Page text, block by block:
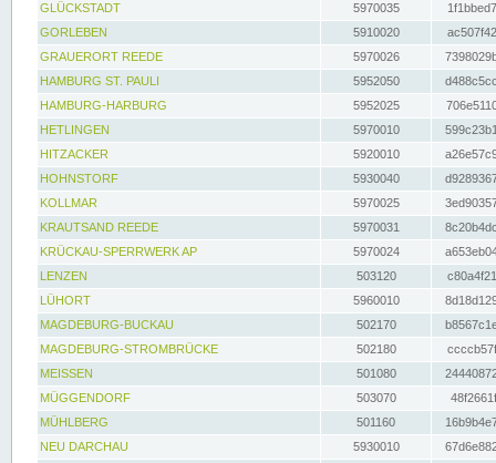
GLÜCKSTADT
5970035
GORLEBEN
5910020
GRAUERORT REEDE
5970026
HAMBURG ST. PAULI
5952050
HAMBURG-HARBURG
5952025
HETLINGEN
5970010
HITZACKER
5920010
HOHNSTORF
5930040
KOLLMAR
5970025
KRAUTSAND REEDE
5970031
KRÜCKAU-SPERRWERK AP
5970024
LENZEN
503120
LÜHORT
5960010
MAGDEBURG-BUCKAU
502170
MAGDEBURG-STROMBRÜCKE
502180
MEISSEN
501080
MÜGGENDORF
503070
MÜHLBERG
501160
NEU DARCHAU
5930010